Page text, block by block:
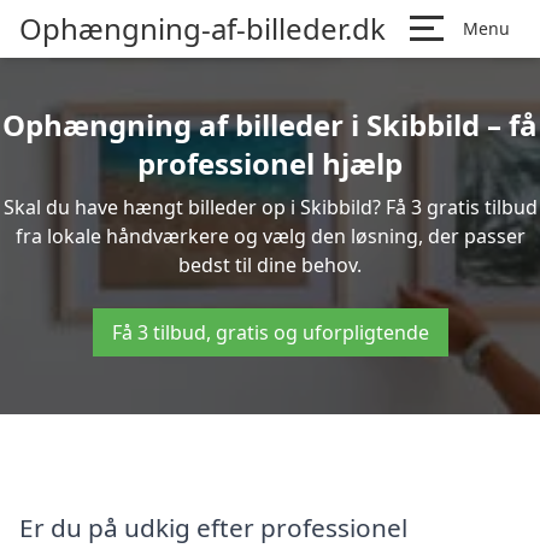
Ophængning-af-billeder.dk Menu
Ophængning af billeder i Skibbild – få
professionel hjælp
Skal du have hængt billeder op i Skibbild? Få 3 gratis tilbud
fra lokale håndværkere og vælg den løsning, der passer
bedst til dine behov.
Få 3 tilbud, gratis og uforpligtende
Er du på udkig efter professionel